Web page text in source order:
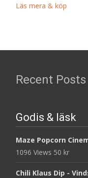
Läs mera & köp
Recent Posts
Godis & läsk
Maze Popcorn
1096 Views 50 kr
Chili Klaus Dip -